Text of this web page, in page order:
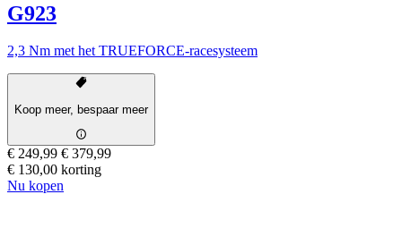
G923
2,3 Nm met het TRUEFORCE-racesysteem
Koop meer, bespaar meer
€ 249,99 € 379,99
€ 130,00 korting
Nu kopen